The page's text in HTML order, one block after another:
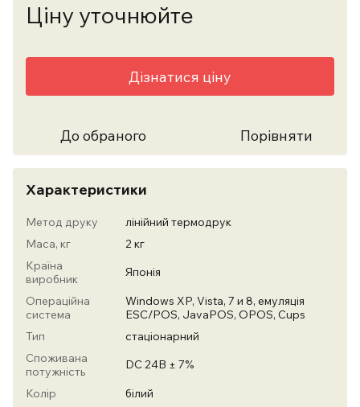
Ціну уточнюйте
Дізнатися ціну
До обраного Порівняти
Характеристики
Метод друку
лінійний термодрук
Маса, кг
2 кг
Країна
виробник
Японія
Операційна
система
Windows XP, Vista, 7 и 8, емуляція
ESC/POS, JavaPOS, OPOS, Cups
Тип
стаціонарний
Споживана
потужність
DC 24В ± 7%
Колір
білий